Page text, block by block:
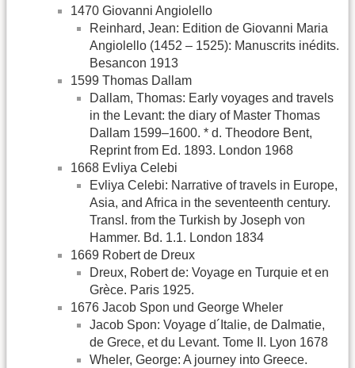
1470 Giovanni Angiolello
Reinhard, Jean: Edition de Giovanni Maria
Angiolello (1452 – 1525): Manuscrits inédits.
Besancon 1913
1599 Thomas Dallam
Dallam, Thomas: Early voyages and travels
in the Levant: the diary of Master Thomas
Dallam 1599–1600. * d. Theodore Bent,
Reprint from Ed. 1893. London 1968
1668 Evliya Celebi
Evliya Celebi: Narrative of travels in Europe,
Asia, and Africa in the seventeenth century.
Transl. from the Turkish by Joseph von
Hammer. Bd. 1.1. London 1834
1669 Robert de Dreux
Dreux, Robert de: Voyage en Turquie et en
Grèce. Paris 1925.
1676 Jacob Spon und George Wheler
Jacob Spon: Voyage d´Italie, de Dalmatie,
de Grece, et du Levant. Tome II. Lyon 1678
Wheler, George: A journey into Greece.